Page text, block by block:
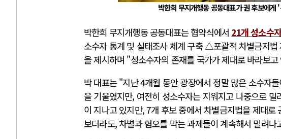
박한희 무지개행동 공동대표가 권 후보에
박한희 무지개행동 공동대표는 협약식에서 21개 성소수
소수자 통계 및 실태조사 체계 구축 △포괄적 차별금지
을 제시하며 "성소수자의 존재를 국가가 제대로 바라보
박 대표는 "지난 4개월 동안 광장에서 정말 많은 소수자
을 기울였지만, 여전히 성소수자는 지워지고 나중으로
이 지나고 있지만, 7개 후보 중에서 차별금지법을 제대
보더라도, 차별과 혐오를 막는 과제들이 계속해서 밀려